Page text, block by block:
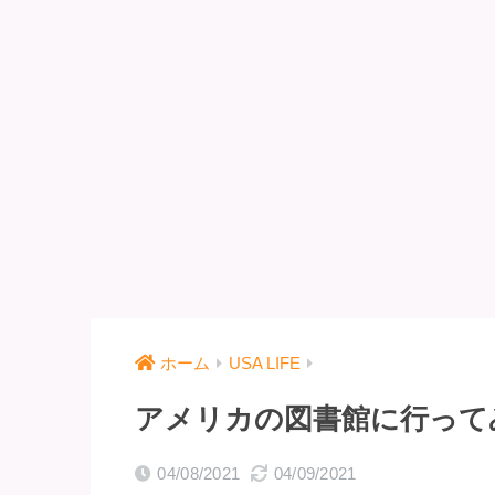
ホーム USA LIFE
アメリカの図書館に行っ
04/08/2021 04/09/2021